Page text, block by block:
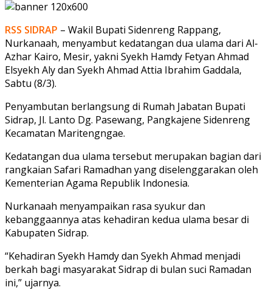
RSS SIDRAP – Wakil Bupati Sidenreng Rappang,
Nurkanaah, menyambut kedatangan dua ulama dari Al-
Azhar Kairo, Mesir, yakni Syekh Hamdy Fetyan Ahmad
Elsyekh Aly dan Syekh Ahmad Attia Ibrahim Gaddala,
Sabtu (8/3).
Penyambutan berlangsung di Rumah Jabatan Bupati
Sidrap, Jl. Lanto Dg. Pasewang, Pangkajene Sidenreng
Kecamatan Maritengngae.
Kedatangan dua ulama tersebut merupakan bagian dari
rangkaian Safari Ramadhan yang diselenggarakan oleh
Kementerian Agama Republik Indonesia.
Nurkanaah menyampaikan rasa syukur dan
kebanggaannya atas kehadiran kedua ulama besar di
Kabupaten Sidrap.
“Kehadiran Syekh Hamdy dan Syekh Ahmad menjadi
berkah bagi masyarakat Sidrap di bulan suci Ramadan
ini,” ujarnya.